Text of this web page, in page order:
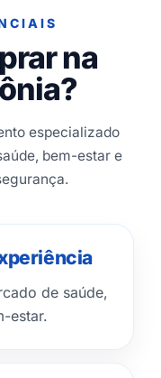
na
especializado
bem-estar e
de saúde,
estar.